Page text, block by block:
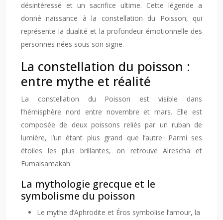
désintéressé et un sacrifice ultime. Cette légende a
donné naissance à la constellation du Poisson, qui
représente la dualité et la profondeur émotionnelle des
personnes nées sous son signe.
La constellation du poisson :
entre mythe et réalité
La constellation du Poisson est visible dans
l’hémisphère nord entre novembre et mars. Elle est
composée de deux poissons reliés par un ruban de
lumière, l’un étant plus grand que l’autre. Parmi ses
étoiles les plus brillantes, on retrouve Alrescha et
Fumalsamakah.
La mythologie grecque et le
symbolisme du poisson
Le mythe d’Aphrodite et Éros symbolise l’amour, la